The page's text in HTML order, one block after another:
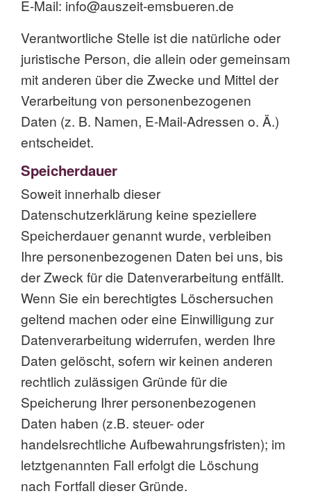
E-Mail: info@auszeit-emsbueren.de
Verantwortliche Stelle ist die natürliche oder
juristische Person, die allein oder gemeinsam
mit anderen über die Zwecke und Mittel der
Verarbeitung von personenbezogenen
Daten (z. B. Namen, E-Mail-Adressen o. Ä.)
entscheidet.
Speicherdauer
Soweit innerhalb dieser
Datenschutzerklärung keine speziellere
Speicherdauer genannt wurde, verbleiben
Ihre personenbezogenen Daten bei uns, bis
der Zweck für die Datenverarbeitung entfällt.
Wenn Sie ein berechtigtes Löschersuchen
geltend machen oder eine Einwilligung zur
Datenverarbeitung widerrufen, werden Ihre
Daten gelöscht, sofern wir keinen anderen
rechtlich zulässigen Gründe für die
Speicherung Ihrer personenbezogenen
Daten haben (z.B. steuer- oder
handelsrechtliche Aufbewahrungsfristen); im
letztgenannten Fall erfolgt die Löschung
nach Fortfall dieser Gründe.